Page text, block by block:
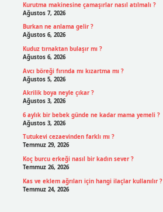
Kurutma makinesine çamaşırlar nasıl atılmalı ?
Ağustos 7, 2026
Burkan ne anlama gelir ?
Ağustos 6, 2026
Kuduz tırnaktan bulaşır mı ?
Ağustos 6, 2026
Avcı böreği fırında mı kızartma mı ?
Ağustos 5, 2026
Akrilik boya neyle çıkar ?
Ağustos 3, 2026
6 aylık bir bebek günde ne kadar mama yemeli ?
Ağustos 3, 2026
Tutukevi cezaevinden farklı mı ?
Temmuz 29, 2026
Koç burcu erkeği nasıl bir kadın sever ?
Temmuz 26, 2026
Kas ve eklem ağrıları için hangi ilaçlar kullanılır ?
Temmuz 24, 2026